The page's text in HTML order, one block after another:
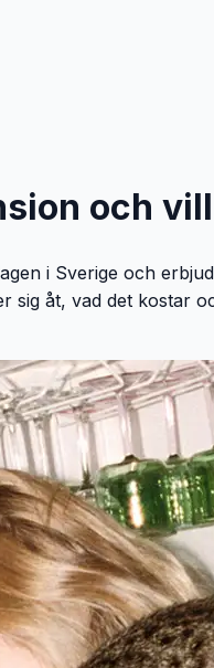
och
i Sverige och
sig åt, vad det kostar